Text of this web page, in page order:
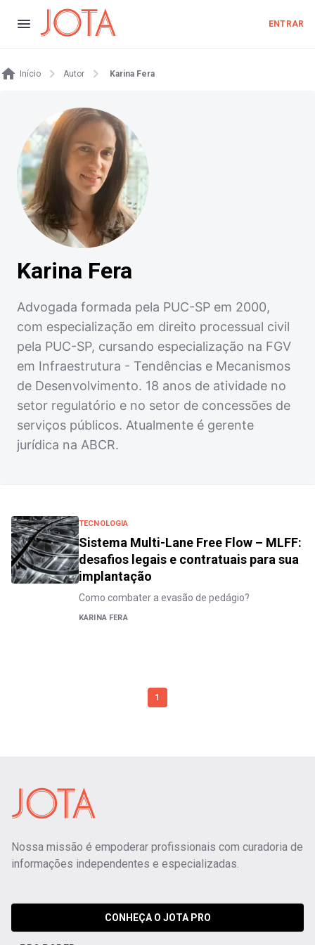
ENTRAR
Início Autor Karina Fera
Karina Fera
Advogada formada pela PUC-SP em 2000,
com especialização em direito processual civil
pela PUC-SP, cursando especialização na FGV
em Infraestrutura - Tendências e Mecanismos
de Desenvolvimento. 18 anos de atividade no
setor regulatório e no setor de concessões de
serviços públicos. Atualmente é gerente
jurídica na ABCR.
TECNOLOGIA
Sistema Multi-Lane Free Flow – MLFF:
desafios legais e contratuais para sua
implantação
Como combater a evasão de pedágio?
KARINA FERA
1
Nossa missão é empoderar profissionais com curadoria de
informações independentes e especializadas.
CONHEÇA O JOTA PRO